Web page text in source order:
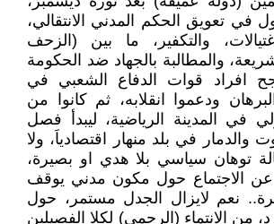
في تعويق الحكم المدني الانتقالي،
والتكفير، ما بين (الزحف
والمطالبة بالجهاد ضد الحكومة
نجح افراد قوات الدفاع الشعبي في
ودعموا انقلابه، ثم كانوا من
في المدينة الرياضية، ليبدأ فصل
والدمار في بلد منهار اقتصادياَ، ولا
توهان سياسي بلا هدي او بصيرة،
الاجتماع حول مكون مدني يوقف
نعم لايزال الجدل مستمر، حول
من الانتماء (الرحمي) لكلا الفصيلين